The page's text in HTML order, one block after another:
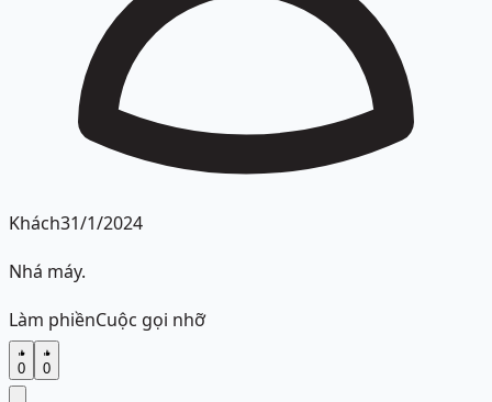
Khách31/1/2024
Nhá máy.
Làm phiềnCuộc gọi nhỡ
0 0